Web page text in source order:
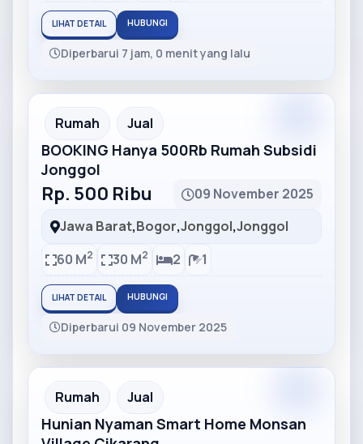
LIHAT DETAIL HUBUNGI
Diperbarui 7 jam, 0 menit yang lalu
Partner Ad
Rumah Jual
BOOKING Hanya 500Rb Rumah Subsidi
Jonggol
Rp. 500 Ribu
09 November 2025
Jawa Barat,Bogor,Jonggol,Jonggol
60 M2 30 M2 2 1
LIHAT DETAIL HUBUNGI
Diperbarui 09 November 2025
Partner Ad
Rumah Jual
Hunian Nyaman Smart Home Monsan